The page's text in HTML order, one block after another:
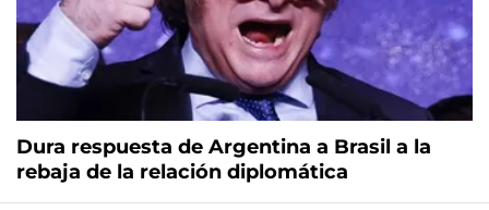
Dura respuesta de Argentina a Brasil a la
rebaja de la relación diplomática